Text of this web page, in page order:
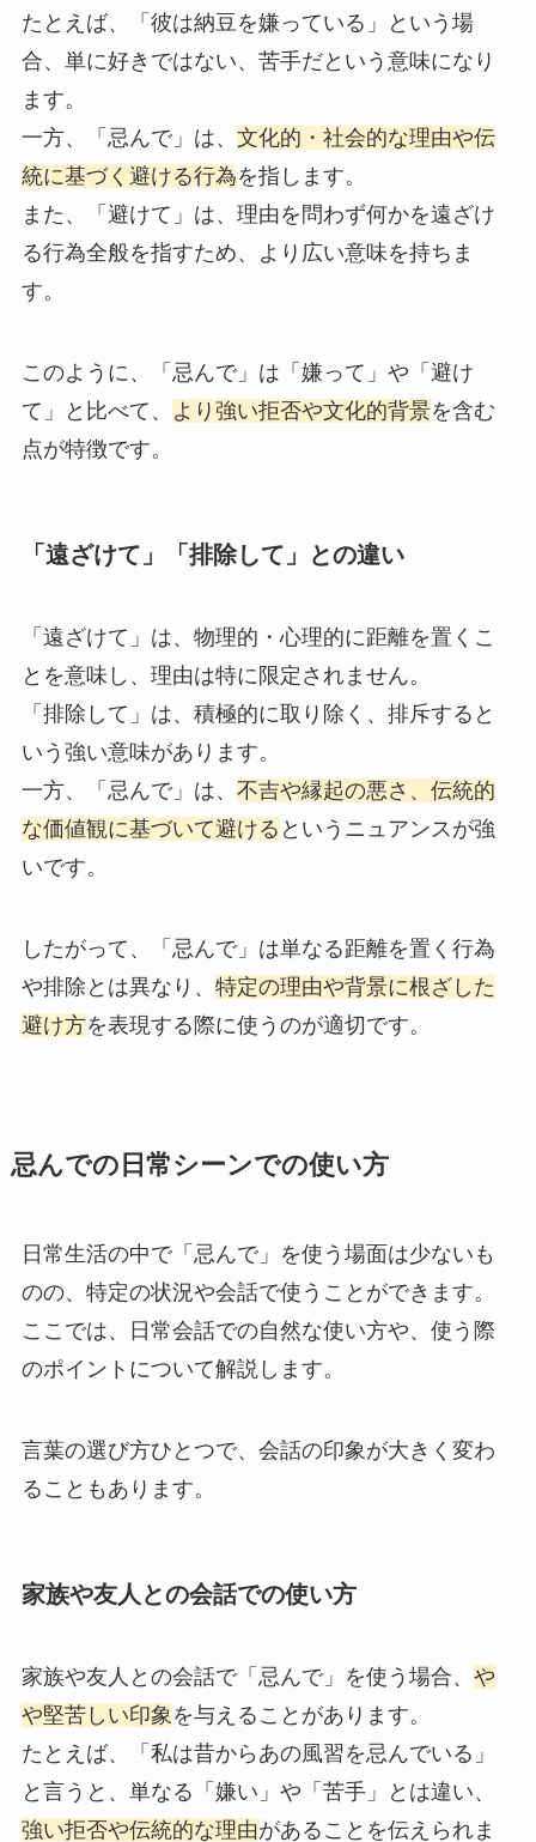
たとえば、「彼は納豆を嫌っている」という場
合、単に好きではない、苦手だという意味になり
ます。
一方、「忌んで」は、 文化的・社会的な理由や伝
統に基づく避ける行為を指します。
また、「避けて」は、理由を問わず何かを遠ざけ
る行為全般を指すため、より広い意味を持ちま
す。
このように、「忌んで」は「嫌って」や「避け
て」と比べて、
より強い拒否や文化的背景を含む
点が特徴です。
「遠ざけて」「排除して」との違い
「遠ざけて」は、物理的・心理的に距離を置くこ
とを意味し、理由は特に限定されません。
「排除して」は、積極的に取り除く、排斥すると
いう強い意味があります。
一方、「忌んで」は、 不吉や縁起の悪さ、伝統的
な価値観に基づいて避ける というニュアンスが強
いです。
したがって、「忌んで」は単なる距離を置く行為
や排除とは異なり、 特定の理由や背景に根ざした
避け方を表現する際に使うのが適切です。
忌んでの日常シーンでの使い方
日常生活の中で「忌んで」を使う場面は少ないも
のの、特定の状況や会話で使うことができます。
ここでは、日常会話での自然な使い方や、使う際
のポイントについて解説します。
言葉の選び方ひとつで、会話の印象が大きく変わ
ることもあります。
家族や友人との会話での使い方
家族や友人との会話で「忌んで」を使う場合、 や
や堅苦しい印象を与えることがあります。
たとえば、「私は昔からあの風習を忌んでいる」
と言うと、単なる「嫌い」や「苦手」とは違い、
強い拒否や伝統的な理由があることを伝えられま